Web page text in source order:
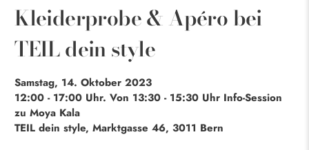
Kleiderprobe & Apéro bei
TEIL dein style
Samstag, 14. Oktober 2023
12:00 - 17:00 Uhr. Von 13:30 - 15:30 Uhr Info-Session
zu Moya Kala
TEIL dein style, Marktgasse 46, 3011 Bern